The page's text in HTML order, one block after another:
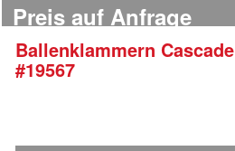
Preis auf Anfrage
Ballenklammern Cascade
#19567